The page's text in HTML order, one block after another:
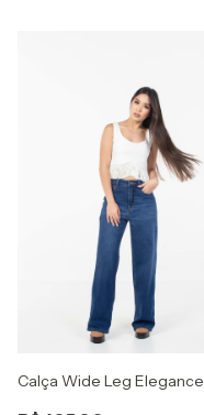
Calça Wide Leg Elegance